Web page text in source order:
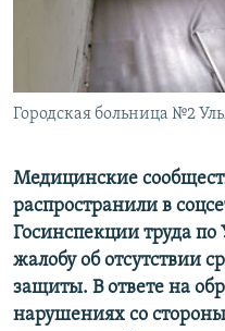
Городская больница №2
Медицинские
распространили в
Госинспекции труда по
жалобу об отсутствии
защиты. В ответе на
нарушениях со